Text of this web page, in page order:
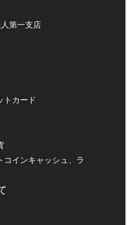
第一支店
トカード
コインキャッシュ、ラ